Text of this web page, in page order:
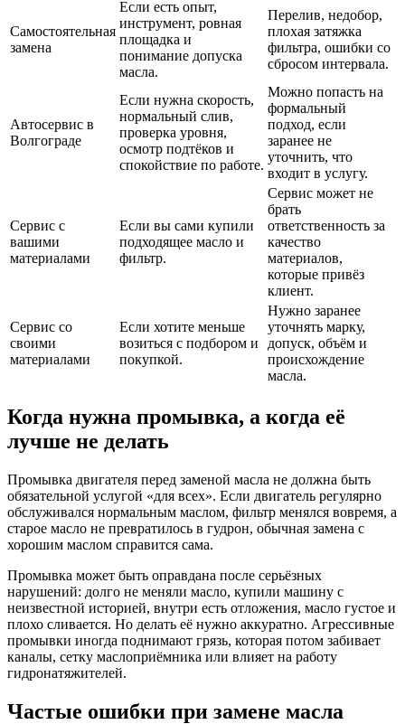
Самостоятельная
замена
Если есть опыт,
инструмент, ровная
площадка и
понимание допуска
масла.
Перелив, недобор,
плохая затяжка
фильтра, ошибки со
сбросом интервала.
Автосервис в
Волгограде
Если нужна скорость,
нормальный слив,
проверка уровня,
осмотр подтёков и
спокойствие по работе.
Можно попасть на
формальный
подход, если
заранее не
уточнить, что
входит в услугу.
Сервис с
вашими
материалами
Если вы сами купили
подходящее масло и
фильтр.
Сервис может не
брать
ответственность за
качество
материалов,
которые привёз
клиент.
Сервис со
своими
материалами
Если хотите меньше
возиться с подбором и
покупкой.
Нужно заранее
уточнять марку,
допуск, объём и
происхождение
масла.
Когда нужна промывка, а когда её
лучше не делать
Промывка двигателя перед заменой масла не должна быть
обязательной услугой «для всех». Если двигатель регулярно
обслуживался нормальным маслом, фильтр менялся вовремя, а
старое масло не превратилось в гудрон, обычная замена с
хорошим маслом справится сама.
Промывка может быть оправдана после серьёзных
нарушений: долго не меняли масло, купили машину с
неизвестной историей, внутри есть отложения, масло густое и
плохо сливается. Но делать её нужно аккуратно. Агрессивные
промывки иногда поднимают грязь, которая потом забивает
каналы, сетку маслоприёмника или влияет на работу
гидронатяжителей.
Частые ошибки при замене масла